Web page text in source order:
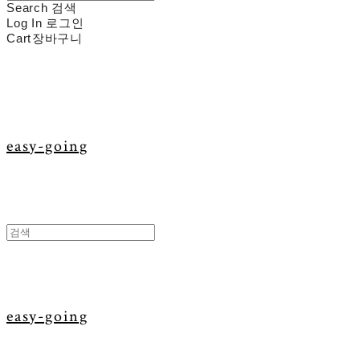
Search 검색
Log In 로그인
Cart장바구니
easy-going
easy-going